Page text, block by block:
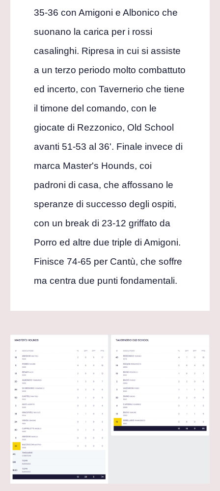
35-36 con Amigoni e Albonico che
suonano la carica per i rossi
casalinghi. Ripresa in cui si assiste
a un terzo periodo molto combattuto
ed incerto, con Tavernerio che tiene
il timone del comando, con le
giocate di Rezzonico, Old School
avanti 51-53 al 36'. Finale invece di
marca Master's Hounds, coi
padroni di casa, che affossano le
speranze di successo degli ospiti,
con un break di 23-12 griffato da
Porro ed altre due triple di Amigoni.
Finisce 74-65 per Cantù, che soffre
ma centra due punti fondamentali.